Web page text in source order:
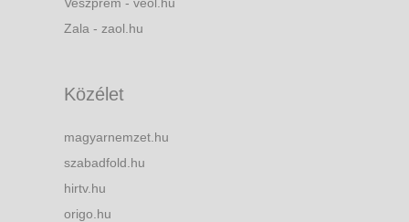
Zala - zaol.hu
Közélet
magyarnemzet.hu
szabadfold.hu
hirtv.hu
origo.hu